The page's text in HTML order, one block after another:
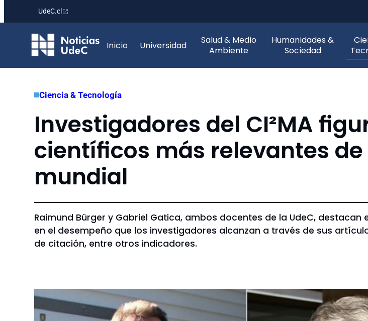
contenido
UdeC.cl
Inicio Universidad
Salud & Medio
Ambiente
Humanidades &
Sociedad
Ciencia & Tecnología
Investigadores del CI²MA
científicos más relevantes
mundial
Raimund Bürger y Gabriel Gatica, ambos docentes de la UdeC,
en el desempeño que los investigadores alcanzan a través de sus
de citación, entre otros indicadores.